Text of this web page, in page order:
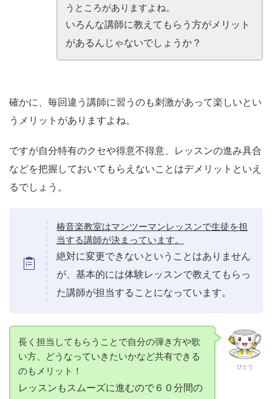
うところがありますよね。
いろんな講師に教えてもらう方がメリット
があるんじゃないでしょうか？
確かに、毎回違う講師に習うのも刺激があって楽しいとい
うメリットがありますよね。
ですが自分特有のクセや得意不得意、レッスンの進み具合
などを把握しておいてもらえないことはデメリットといえ
るでしょう。
椿音楽教室はマンツーマンレッスンで生徒を担
当する講師が決まっています。
絶対に変更できないということはありません
が、基本的には体験レッスンで教えてもらっ
た講師が担当することになっています。
びとう
長く担当してもらうことで自分の弾き方や歌
い方、どうなっていきたいかなど共有できる
のもメリット！
レッスンもスムーズに進むので６０分間の